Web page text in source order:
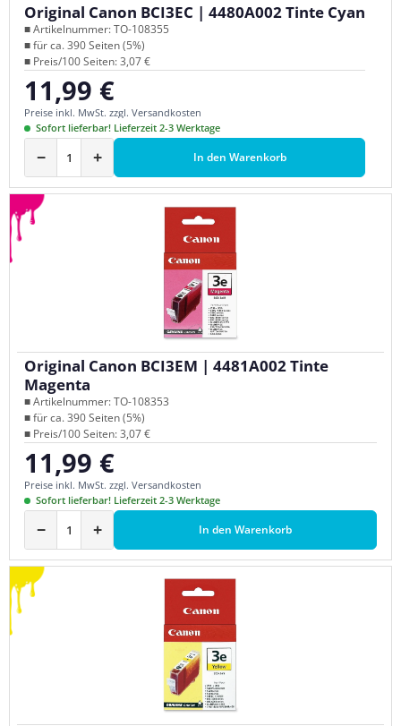
Original Canon BCI3EC | 4480A002 Tinte Cyan
■ Artikelnummer: TO-108355
■ für ca. 390 Seiten (5%)
■ Preis/100 Seiten: 3,07 €
Regulärer Preis:
11,99 €
Preise inkl. MwSt. zzgl. Versandkosten
Sofort lieferbar! Lieferzeit 2-3 Werktage
− + In den Warenkorb
Original Canon BCI3EM | 4481A002 Tinte
Magenta
■ Artikelnummer: TO-108353
■ für ca. 390 Seiten (5%)
■ Preis/100 Seiten: 3,07 €
Regulärer Preis:
11,99 €
Preise inkl. MwSt. zzgl. Versandkosten
Sofort lieferbar! Lieferzeit 2-3 Werktage
− + In den Warenkorb